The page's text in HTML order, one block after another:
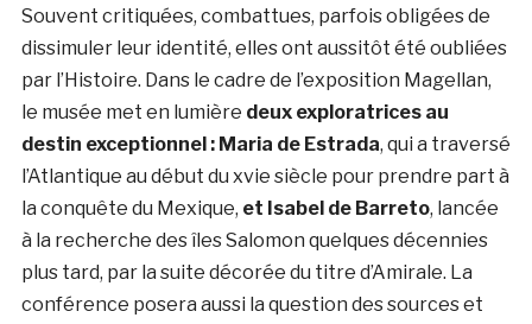
Souvent critiquées, combattues, parfois obligées de
dissimuler leur identité, elles ont aussitôt été oubliées
par l’Histoire. Dans le cadre de l’exposition Magellan,
le musée met en lumière deux exploratrices au
destin exceptionnel : Maria de Estrada, qui a traversé
l’Atlantique au début du xvie siècle pour prendre part à
la conquête du Mexique, et Isabel de Barreto, lancée
à la recherche des îles Salomon quelques décennies
plus tard, par la suite décorée du titre d’Amirale. La
conférence posera aussi la question des sources et